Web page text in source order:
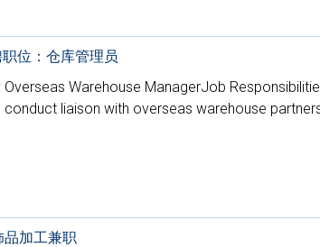
位：仓库管理员
Overseas Warehouse ManagerJob
conduct liaison with overseas warehouse
品加工兼职